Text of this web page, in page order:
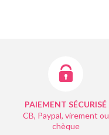
PAIEMENT SÉCURISÉ
CB, Paypal, virement ou
chèque